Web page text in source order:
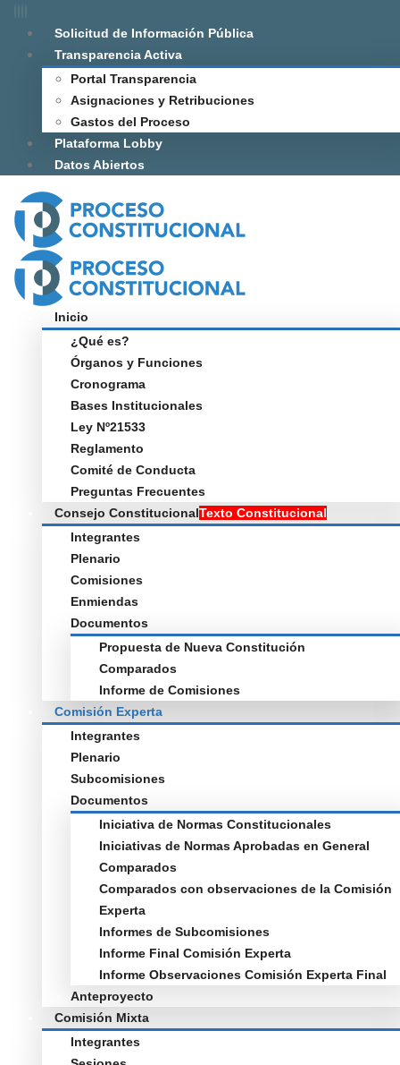
Solicitud de Información Pública
Transparencia Activa
Portal Transparencia
Asignaciones y Retribuciones
Gastos del Proceso
Plataforma Lobby
Datos Abiertos
Inicio
¿Qué es?
Órganos y Funciones
Cronograma
Bases Institucionales
Ley Nº21533
Reglamento
Comité de Conducta
Preguntas Frecuentes
Consejo ConstitucionalTexto Constitucional
Integrantes
Plenario
Comisiones
Enmiendas
Documentos
Propuesta de Nueva Constitución
Comparados
Informe de Comisiones
Comisión Experta
Integrantes
Plenario
Subcomisiones
Documentos
Iniciativa de Normas Constitucionales
Iniciativas de Normas Aprobadas en General
Comparados
Comparados con observaciones de la Comisión
Experta
Informes de Subcomisiones
Informe Final Comisión Experta
Informe Observaciones Comisión Experta Final
Anteproyecto
Comisión Mixta
Integrantes